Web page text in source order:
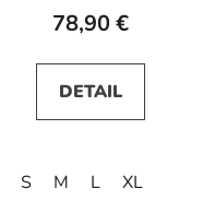
78,90 €
DETAIL
S M L XL